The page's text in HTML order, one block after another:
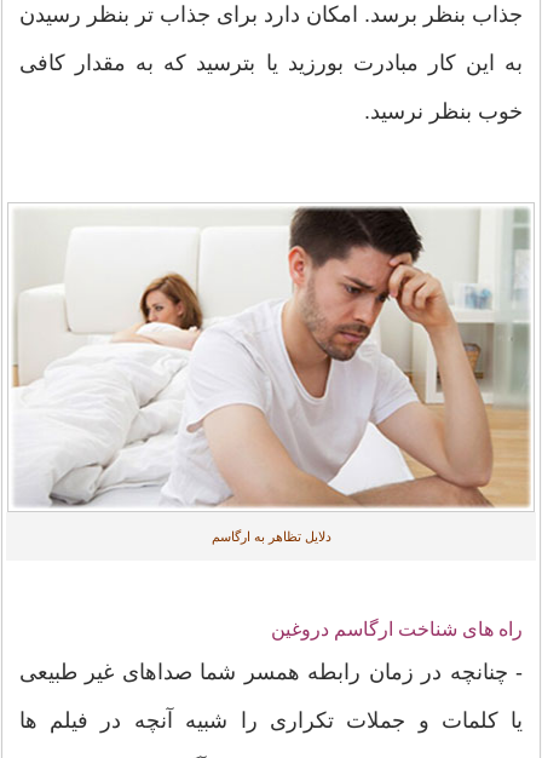
جذاب بنظر برسد. امکان دارد برای جذاب تر بنظر رسیدن
به این کار مبادرت بورزید یا بترسید که به مقدار کافی
خوب بنظر نرسید.
دلایل تظاهر به ارگاسم
راه های شناخت ارگاسم دروغین
- چنانچه در زمان رابطه همسر شما صداهای غیر طبیعی
یا کلمات و جملات تکراری را شبیه آنچه در فیلم ها